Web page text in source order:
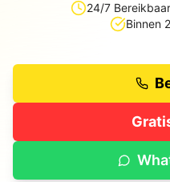
24/7 Bereikbaar
Binnen